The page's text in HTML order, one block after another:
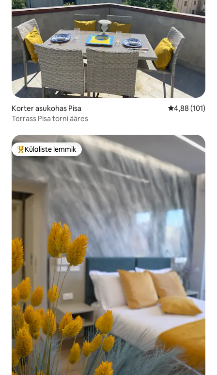
Korter asukohas Pisa Keskmine
4,88 (101)
Terrass Pisa torni ääres
Külaliste suur lemmik
Külaliste lemmik